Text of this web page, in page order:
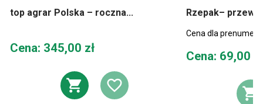
top agrar Polska – roczna...
Cena
Cena: 345,00 zł
DODAJ DO KOSZYKA
DODAJ DO
Rzepak–
Cena dla
Cena
Cena: 69,00